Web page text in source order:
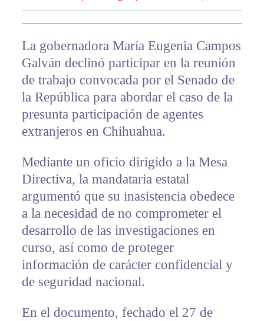
La gobernadora María Eugenia Campos
Galván declinó participar en la reunión
de trabajo convocada por el Senado de
la República para abordar el caso de la
presunta participación de agentes
extranjeros en Chihuahua.
Mediante un oficio dirigido a la Mesa
Directiva, la mandataria estatal
argumentó que su inasistencia obedece
a la necesidad de no comprometer el
desarrollo de las investigaciones en
curso, así como de proteger
información de carácter confidencial y
de seguridad nacional.
En el documento, fechado el 27 de